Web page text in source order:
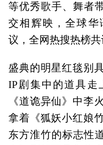
等优秀歌手、舞者
交相辉映，全球华
议，全网热搜热榜共
盛典的明星红毯别
IP剧集中的道具走
《道诡异仙》中李
拿着《狐妖小红娘
东方淮竹的标志性